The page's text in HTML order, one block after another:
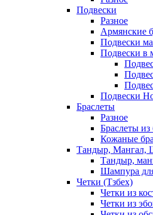
Подвески
Разное
Армянские
Подвески
Подвески в
Подвески
Браслеты
Разное
Браслеты из
Кожаные
Тандыр, Мангал,
Тандыр,
Шампура
Четки (Тзбех)
Четки из
Четки из